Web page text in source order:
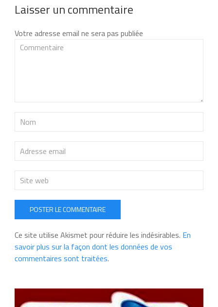
Laisser un commentaire
Votre adresse email ne sera pas publiée
POSTER LE COMMENTAIRE
Ce site utilise Akismet pour réduire les indésirables. En
savoir plus sur la façon dont les données de vos
commentaires sont traitées.